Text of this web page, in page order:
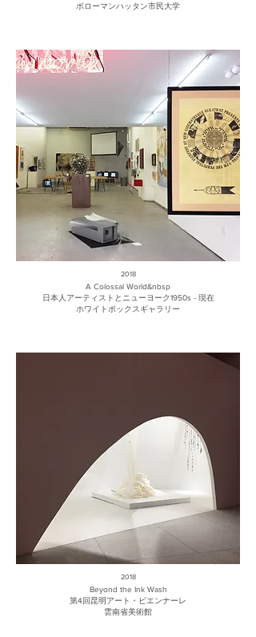
ボローマンハッタン市民大学
2018
A Colossal World&nbsp
日本人アーティストとニューヨーク1950s - 現在
ホワイトボックスギャラリー
2018
Beyond the Ink Wash
第4回昆明アート・ビエンナーレ
雲南省美術館